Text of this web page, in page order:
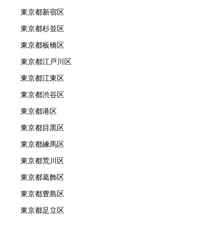
東京都新宿区
東京都杉並区
東京都板橋区
東京都江戸川区
東京都江東区
東京都渋谷区
東京都港区
東京都目黒区
東京都練馬区
東京都荒川区
東京都葛飾区
東京都豊島区
東京都足立区